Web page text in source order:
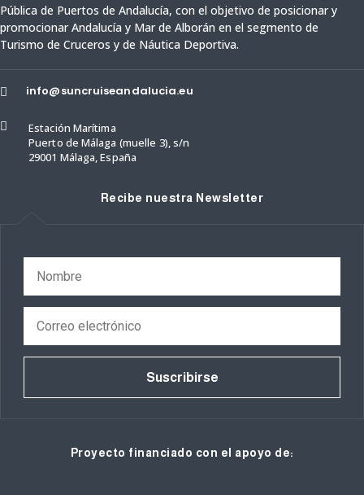
Pública de Puertos de Andalucía, con el objetivo de posicionar y
promocionar Andalucía y Mar de Alborán en el segmento de
Turismo de Cruceros y de Náutica Deportiva.
 info@suncruiseandalucia.eu

Estación Marítima
Puerto de Málaga (muelle 3), s/n
29001 Málaga, España
Recibe nuestra Newsletter
Suscribirse
Proyecto financiado con el apoyo de: